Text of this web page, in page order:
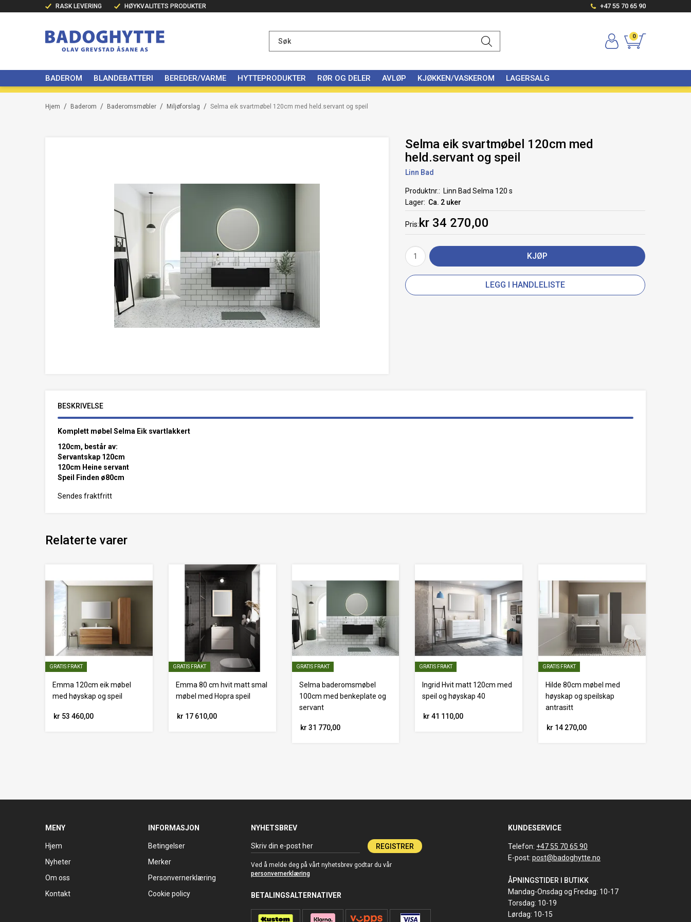
RASK LEVERING HØYKVALITETS PRODUKTER +47 55 70 65 90
0
BADEROM BLANDEBATTERI BEREDER/VARME HYTTEPRODUKTER RØR OG DELER AVLØP KJØKKEN/VASKEROM LAGERSALG
/
Hjem /
Baderom /
Baderomsmøbler /
Miljøforslag Selma eik svartmøbel 120cm med held.servant og speil
Selma eik svartmøbel 120cm med
held.servant og speil
Linn Bad
Produktnr.
Linn Bad Selma 120 s
Lager
Ca. 2 uker
Pris kr 34 270,00
KJØP
LEGG I HANDLELISTE
BESKRIVELSE
Komplett møbel Selma Eik svartlakkert
120cm, består av:
Servantskap 120cm
120cm Heine servant
Speil Finden ø80cm
Sendes fraktfritt
Relaterte varer
GRATIS FRAKT
Emma 120cm eik møbel
med høyskap og speil
kr 53 460,00
GRATIS FRAKT
Emma 80 cm hvit matt smal
møbel med Hopra speil
kr 17 610,00
GRATIS FRAKT
Selma baderomsmøbel
100cm med benkeplate og
servant
kr 31 770,00
GRATIS FRAKT
Ingrid Hvit matt 120cm med
speil og høyskap 40
kr 41 110,00
GRATIS FRAKT
Hilde 80cm møbel med
høyskap og speilskap
antrasitt
kr 14 270,00
MENY
Hjem
Nyheter
Om oss
Kontakt
INFORMASJON
Betingelser
Merker
Personvernerklæring
Cookie policy
NYHETSBREV
REGISTRER
Ved å melde deg på vårt nyhetsbrev godtar du vår
personvernerklæring
BETALINGSALTERNATIVER
KUNDESERVICE
Telefon: +47 55 70 65 90
E-post: post@badoghytte.no
ÅPNINGSTIDER I BUTIKK
Mandag-Onsdag og Fredag: 10-17
Torsdag: 10-19
Lørdag: 10-15